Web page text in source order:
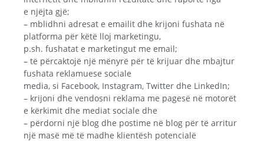
e njëjta gjë;
– mblidhni adresat e emailit dhe krijoni fushata në
platforma për këtë lloj marketingu,
p.sh. fushatat e marketingut me email;
– të përcaktojë një mënyrë për të krijuar dhe mbajtur
fushata reklamuese sociale
media, si Facebook, Instagram, Twitter dhe LinkedIn;
– krijoni dhe vendosni reklama me pagesë në motorët
e kërkimit dhe mediat sociale dhe
– përdorni një blog dhe postime në blog për të arritur
një masë më të madhe klientësh potencialë